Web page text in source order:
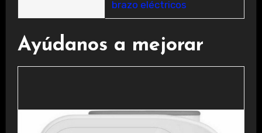
brazo eléctricos
Ayúdanos a mejorar